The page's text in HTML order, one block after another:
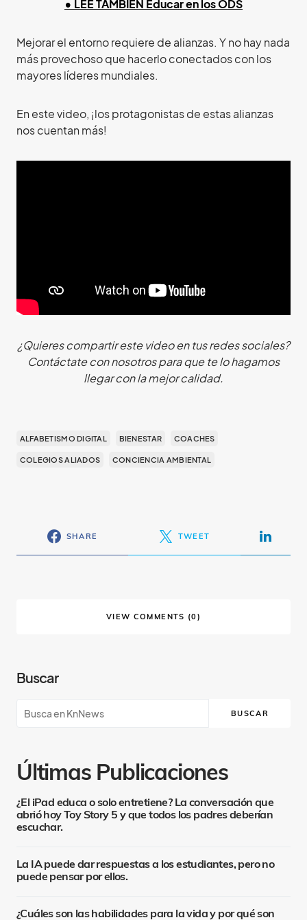
• LEE TAMBIÉN Educar en los ODS
Mejorar el entorno requiere de alianzas. Y no hay nada
más provechoso que hacerlo conectados con los
mayores líderes mundiales.
En este video, ¡los protagonistas de estas alianzas
nos cuentan más!
¿Quieres compartir este video en tus redes sociales?
Contáctate con nosotros para que te lo hagamos
llegar con la mejor calidad.
ALFABETISMO DIGITAL BIENESTAR COACHES
COLEGIOS ALIADOS CONCIENCIA AMBIENTAL
SHARE TWEET
VIEW COMMENTS (0)
Buscar
BUSCAR
Últimas Publicaciones
¿El iPad educa o solo entretiene? La conversación que
abrió hoy Toy Story 5 y que todos los padres deberían
escuchar.
La IA puede dar respuestas a los estudiantes, pero no
puede pensar por ellos.
¿Cuáles son las habilidades para la vida y por qué son